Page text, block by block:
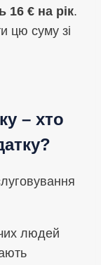
16 € на рік.
цю суму зі
– хто
людей